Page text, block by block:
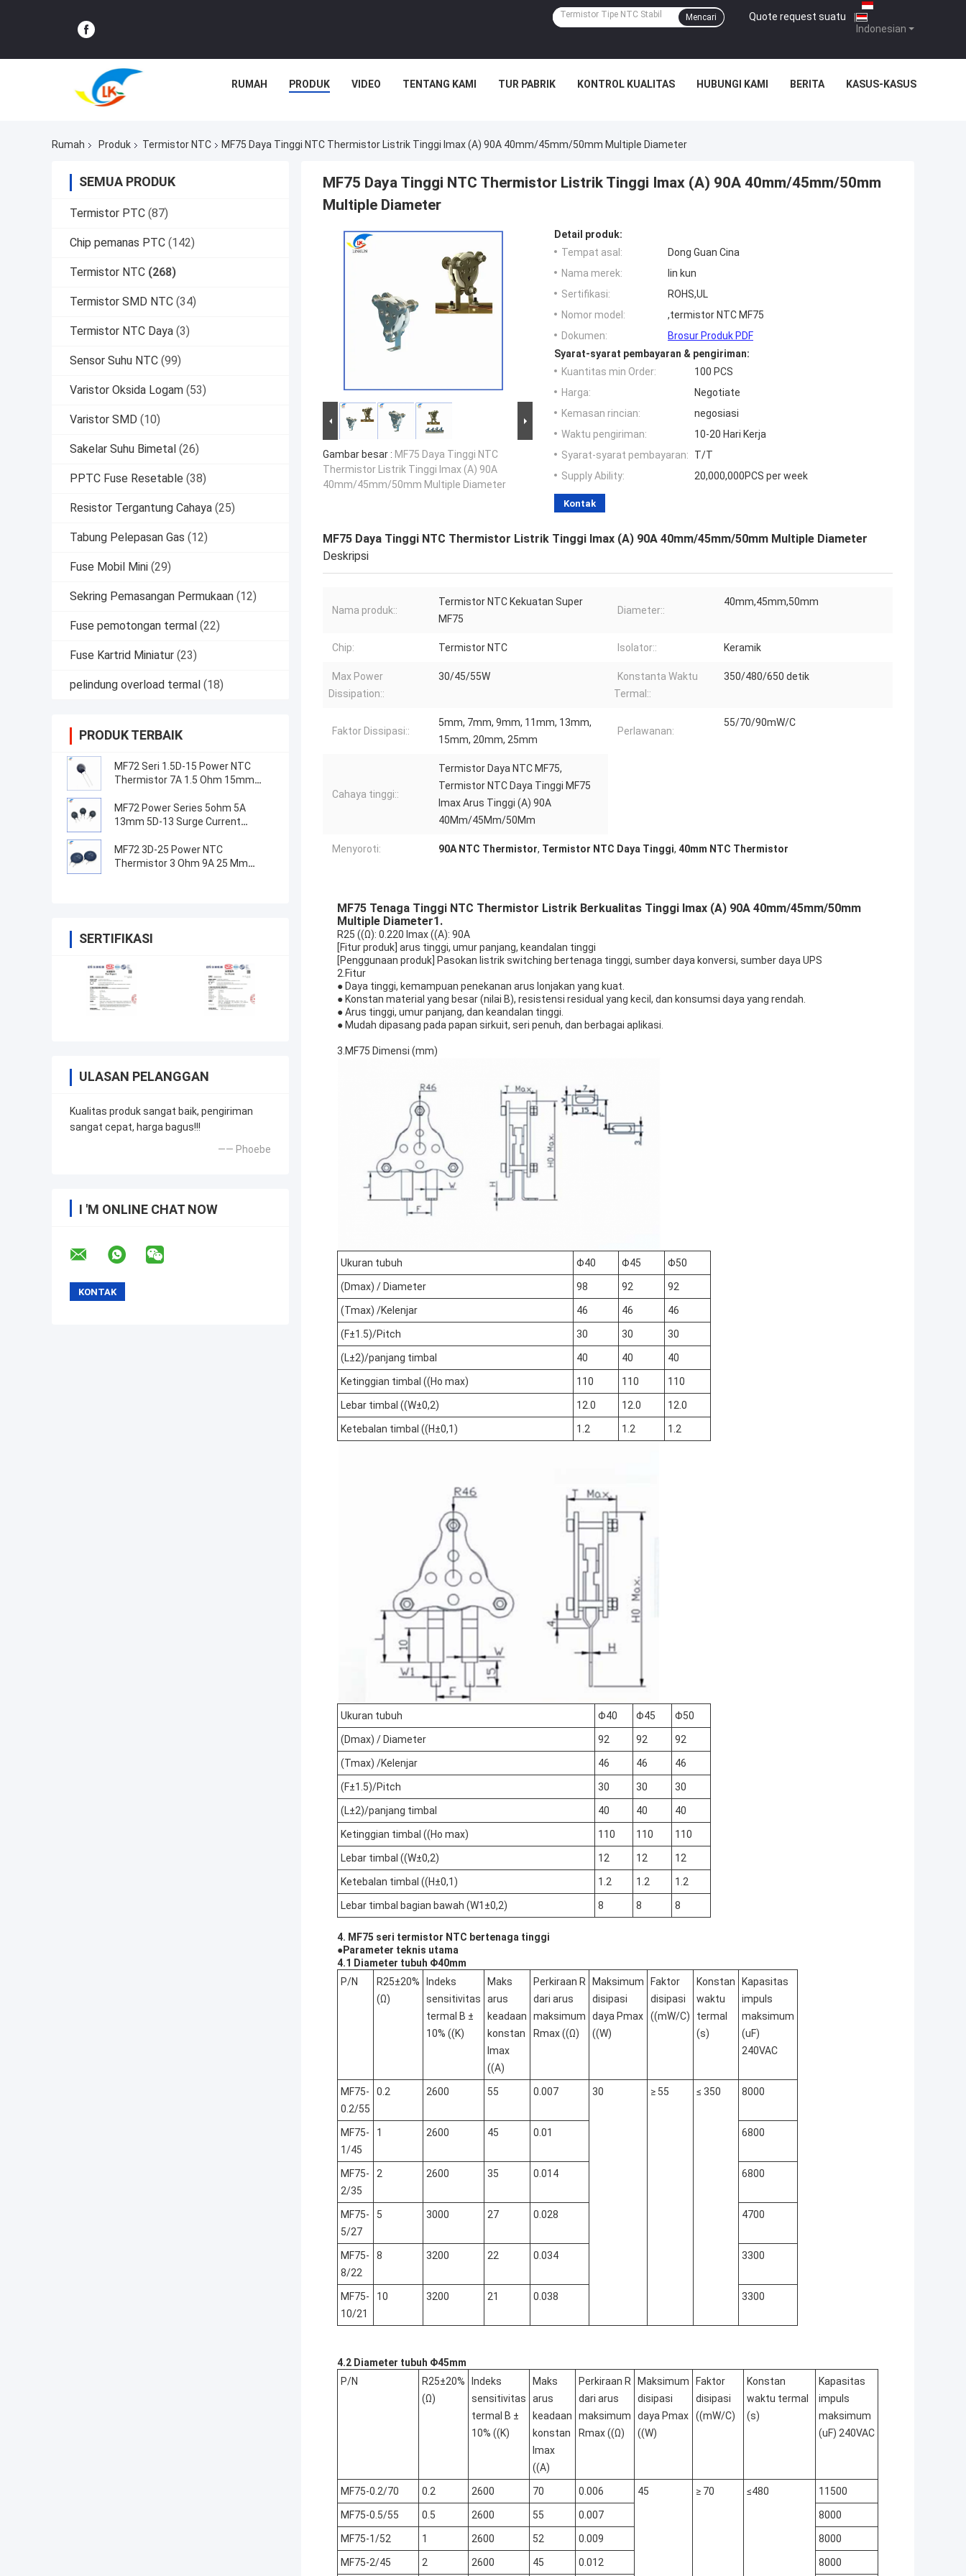
Indonesian
Quote request suatu |
Mencari
RUMAH PRODUK VIDEO TENTANG KAMI TUR PABRIK KONTROL KUALITAS HUBUNGI KAMI BERITA KASUS-KASUS
Rumah Produk Termistor NTC MF75 Daya Tinggi NTC Thermistor Listrik Tinggi Imax (A) 90A 40mm/45mm/50mm Multiple Diameter
SEMUA PRODUK
Termistor PTC (87)
Chip pemanas PTC (142)
Termistor NTC (268)
Termistor SMD NTC (34)
Termistor NTC Daya (3)
Sensor Suhu NTC (99)
Varistor Oksida Logam (53)
Varistor SMD (10)
Sakelar Suhu Bimetal (26)
PPTC Fuse Resetable (38)
Resistor Tergantung Cahaya (25)
Tabung Pelepasan Gas (12)
Fuse Mobil Mini (29)
Sekring Pemasangan Permukaan (12)
Fuse pemotongan termal (22)
Fuse Kartrid Miniatur (23)
pelindung overload termal (18)
PRODUK TERBAIK
MF72 Seri 1.5D-15 Power NTC
Thermistor 7A 1.5 Ohm 15mm
MF72 Power Series 5ohm 5A
13mm 5D-13 Surge Current
Untuk Peralatan Pasokan Listrik
MF72 3D-25 Power NTC
Thermistor 3 Ohm 9A 25 Mm
SERTIFIKASI
ULASAN PELANGGAN
Kualitas produk sangat baik, pengiriman
sangat cepat, harga bagus!!!
—— Phoebe
I 'M ONLINE CHAT NOW
MF75 Daya Tinggi NTC Thermistor Listrik Tinggi Imax (A) 90A 40mm/45mm/50mm
Multiple Diameter
Gambar besar : MF75 Daya Tinggi NTC
Thermistor Listrik Tinggi Imax (A) 90A
40mm/45mm/50mm Multiple Diameter
Detail produk:
Tempat asal:
Dong Guan Cina
Nama merek:
lin kun
Sertifikasi:
ROHS,UL
Nomor model:
,termistor NTC MF75
Dokumen:
Brosur Produk PDF
Syarat-syarat pembayaran & pengiriman:
Kuantitas min Order:
100 PCS
Harga:
Negotiate
Kemasan rincian:
negosiasi
Waktu pengiriman:
10-20 Hari Kerja
Syarat-syarat pembayaran:
T/T
Supply Ability:
20,000,000PCS per week
Kontak
MF75 Daya Tinggi NTC Thermistor Listrik Tinggi Imax (A) 90A 40mm/45mm/50mm Multiple Diameter
Deskripsi
Nama produk::
Termistor NTC Kekuatan Super
MF75
Diameter::
40mm,45mm,50mm
Chip: Termistor NTC Isolator:: Keramik
Max Power
Dissipation::
30/45/55W
Konstanta Waktu
Termal::
350/480/650 detik
Faktor Dissipasi::
5mm, 7mm, 9mm, 11mm, 13mm,
15mm, 20mm, 25mm
Perlawanan:
55/70/90mW/C
Cahaya tinggi::
Termistor Daya NTC MF75,
Termistor NTC Daya Tinggi MF75
Imax Arus Tinggi (A) 90A
40Mm/45Mm/50Mm
Menyoroti: 90A NTC Thermistor, Termistor NTC Daya Tinggi, 40mm NTC Thermistor
MF75 Tenaga Tinggi NTC Thermistor Listrik Berkualitas Tinggi Imax (A) 90A 40mm/45mm/50mm
Multiple Diameter1.
R25 ((Ω): 0.220 Imax ((A): 90A
[Fitur produk] arus tinggi, umur panjang, keandalan tinggi
[Penggunaan produk] Pasokan listrik switching bertenaga tinggi, sumber daya konversi, sumber daya UPS
2.Fitur
● Daya tinggi, kemampuan penekanan arus lonjakan yang kuat.
● Konstan material yang besar (nilai B), resistensi residual yang kecil, dan konsumsi daya yang rendah.
● Arus tinggi, umur panjang, dan keandalan tinggi.
● Mudah dipasang pada papan sirkuit, seri penuh, dan berbagai aplikasi.
3.MF75 Dimensi (mm)
Ukuran tubuh Φ40 Φ45 Φ50
(Dmax) / Diameter 98 92 92
(Tmax) /Kelenjar 46 46 46
(F±1.5)/Pitch 30 30 30
(L±2)/panjang timbal 40 40 40
Ketinggian timbal ((Ho max) 110 110 110
Lebar timbal ((W±0,2) 12.0 12.0 12.0
Ketebalan timbal ((H±0,1) 1.2 1.2 1.2
Ukuran tubuh Φ40 Φ45 Φ50
(Dmax) / Diameter 92 92 92
(Tmax) /Kelenjar 46 46 46
(F±1.5)/Pitch 30 30 30
(L±2)/panjang timbal 40 40 40
Ketinggian timbal ((Ho max) 110 110 110
Lebar timbal ((W±0,2) 12 12 12
Ketebalan timbal ((H±0,1) 1.2 1.2 1.2
Lebar timbal bagian bawah (W1±0,2) 8 8 8
4. MF75 seri termistor NTC bertenaga tinggi
●Parameter teknis utama
4.1 Diameter tubuh Φ40mm
P/N
R25±20%
(Ω)
Indeks
sensitivitas
termal B ±
10% ((K)
Maks
arus
keadaan
konstan
Imax
((A)
Perkiraan R
dari arus
maksimum
Rmax ((Ω)
Maksimum
disipasi
daya Pmax
((W)
Faktor
disipasi
((mW/C)
Konstan
waktu
termal
(s)
Kapasitas
impuls
maksimum
(uF)
240VAC
MF75-
0.2/55
0.2 2600 55 0.007 30 ≥ 55 ≤ 350 8000
MF75-
1/45
1 2600 45 0.01 6800
MF75-
2/35
2 2600 35 0.014 6800
MF75-
5/27
5 3000 27 0.028 4700
MF75-
8/22
8 3200 22 0.034 3300
MF75-
10/21
10 3200 21 0.038 3300
4.2 Diameter tubuh Φ45mm
P/N
R25±20%
(Ω)
Indeks
sensitivitas
termal B ±
10% ((K)
Maks
arus
keadaan
konstan
Imax
((A)
Perkiraan R
dari arus
maksimum
Rmax ((Ω)
Maksimum
disipasi
daya Pmax
((W)
Faktor
disipasi
((mW/C)
Konstan
waktu termal
(s)
Kapasitas
impuls
maksimum
(uF) 240VAC
MF75-0.2/70 0.2 2600 70 0.006 45 ≥ 70 ≤480 11500
MF75-0.5/55 0.5 2600 55 0.007 8000
MF75-1/52 1 2600 52 0.009 8000
MF75-2/45 2 2600 45 0.012 8000